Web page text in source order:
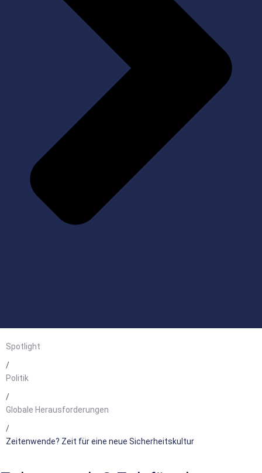
Spotlight
/
Politik
/
Globale Herausforderungen
/
Zeitenwende? Zeit für eine neue Sicherheitskultur